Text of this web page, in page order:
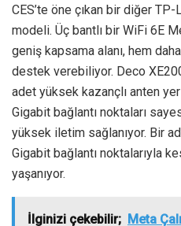
CES’te öne çıkan bir diğer
modeli. Üç bantlı bir WiFi 6E
geniş kapsama alanı, hem
destek verebiliyor. Deco
adet yüksek kazançlı anten
Gigabit bağlantı noktaları
yüksek iletim sağlanıyor. Bir
Gigabit bağlantı noktalarıyla
yaşanıyor.
İlginizi çekebilir; Meta